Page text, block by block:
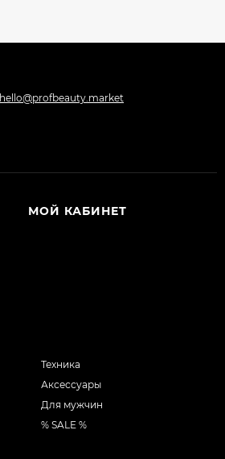
hello@profbeauty.market
МОЙ КАБИНЕТ
Техника
Аксессуары
Для мужчин
% SALE %